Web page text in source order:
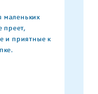
маленьких
преет,
и приятные к